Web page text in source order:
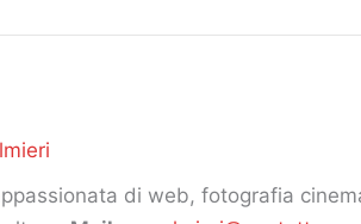
di web, fotografia